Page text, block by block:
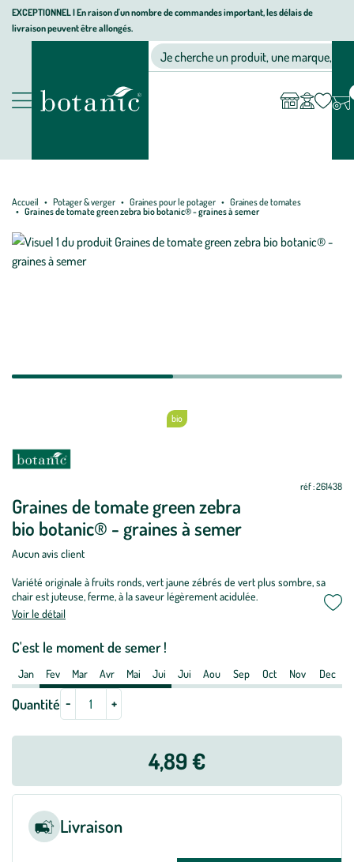
Aller
Aller
au
Aller
au
page
EXCEPTIONNEL I En raison d'un nombre de commandes important, les délais de
livraison peuvent être allongés.
Nos produits
Jardinerie écologique, animalerie, décoration, alimentation bio
Je cherche un produit, une marque, un
compte
Accueil Potager & verger Graines pour le potager
Graines de tomates
Graines de tomate green zebra bio botanic® - graines à semer
bio
Graines de tomate green zebra
bio botanic® - graines à semer
réf : 261438
Aucun avis client
Variété originale à fruits ronds, vert jaune zébrés de vert plus sombre, sa
chair est juteuse, ferme, à la saveur légèrement acidulée.
Voir le détail
C'est le moment de semer !
Période
plantation
tomate
green
zebra
botanic®
Jan Fev Mar Avr Mai Jui Jui Aou Sep Oct Nov Dec
Non
Oui
Oui
Oui
Oui
Oui
Non
Non
Non
Non
Non
Non
Quantité
Mettre
-
Mettre
+
4,89 €
Livraison